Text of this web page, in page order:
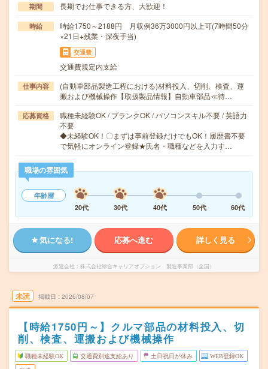
期間 長期でお仕事できる方、大歓迎！
時給
時給1750～2188円 月収例36万3000円以上可(7時間50分
×21日+残業・深夜手当)
交通費
交通費規定内支給
仕事内容
(自動車部品製造工程における)材料投入、切削、検査、運
搬および機械操作【取扱製品情報】自動車部品≪待…
応募資格
職種未経験OK / ブランクOK / パソコンスキル不要 / 英語力
不要
◆未経験OK！〇まずは事前登録だけでもOK！履歴書不要
で気軽にオンライン登録★氏名・職種などを入力す…
職場の雰囲気
年齢層
20代
30代 40代 50代 60代
気になる! 応募へ進む 詳しく見る
派遣会社 株式会社綜合キャリアオプション 製造事業部（全国）
未読 掲載日 2026/08/07
【時給1750円～】クルマ部品の材料投入、切
削、検査、運搬および機械操作
職種未経験OK 交通費別途支給あり 土日祝日が休み WEB登録OK